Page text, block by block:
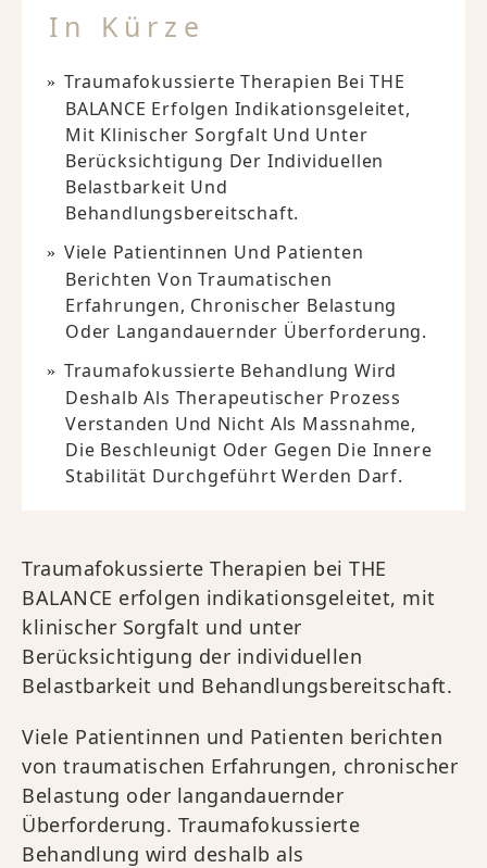
In Kürze
Traumafokussierte Therapien Bei THE
BALANCE Erfolgen Indikationsgeleitet,
Mit Klinischer Sorgfalt Und Unter
Berücksichtigung Der Individuellen
Belastbarkeit Und
Behandlungsbereitschaft.
Viele Patientinnen Und Patienten
Berichten Von Traumatischen
Erfahrungen, Chronischer Belastung
Oder Langandauernder Überforderung.
Traumafokussierte Behandlung Wird
Deshalb Als Therapeutischer Prozess
Verstanden Und Nicht Als Massnahme,
Die Beschleunigt Oder Gegen Die Innere
Stabilität Durchgeführt Werden Darf.
Traumafokussierte Therapien bei THE
BALANCE erfolgen indikationsgeleitet, mit
klinischer Sorgfalt und unter
Berücksichtigung der individuellen
Belastbarkeit und Behandlungsbereitschaft.
Viele Patientinnen und Patienten berichten
von traumatischen Erfahrungen, chronischer
Belastung oder langandauernder
Überforderung. Traumafokussierte
Behandlung wird deshalb als